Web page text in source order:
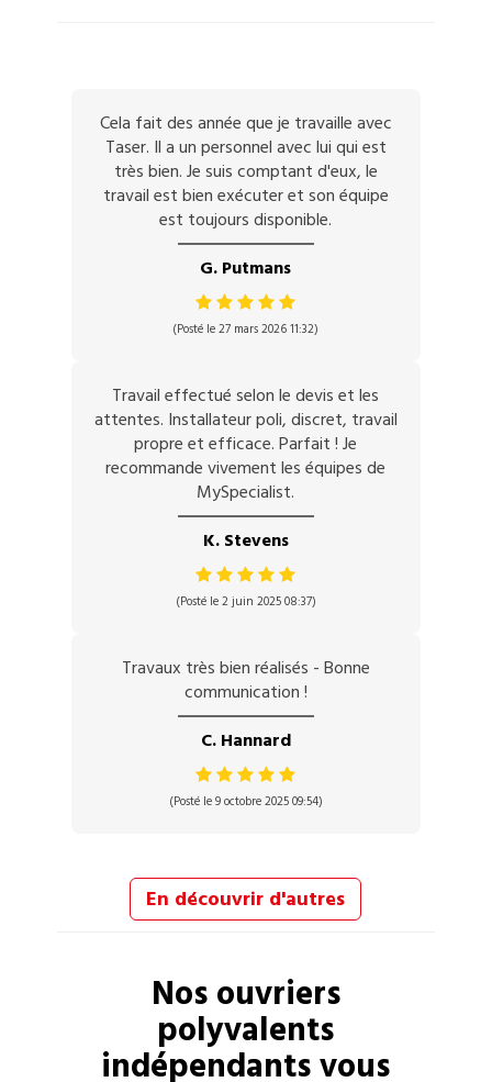
Cela fait des année que je travaille avec
Taser. Il a un personnel avec lui qui est
très bien. Je suis comptant d'eux, le
travail est bien exécuter et son équipe
est toujours disponible.
G. Putmans
(Posté le 27 mars 2026 11:32)
Travail effectué selon le devis et les
attentes. Installateur poli, discret, travail
propre et efficace. Parfait ! Je
recommande vivement les équipes de
MySpecialist.
K. Stevens
(Posté le 2 juin 2025 08:37)
Travaux très bien réalisés - Bonne
communication !
C. Hannard
(Posté le 9 octobre 2025 09:54)
En découvrir d'autres
Nos ouvriers
polyvalents
indépendants vous